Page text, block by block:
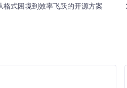
标准化流程
式困境到效率飞跃的开源方案